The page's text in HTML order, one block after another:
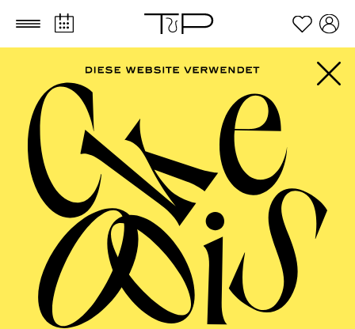
Zum Hauptinhalt springen Zum Footer springen